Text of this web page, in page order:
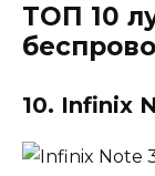
ТОП 10
10. Infinix